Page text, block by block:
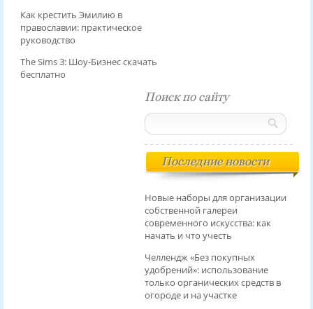
Как крестить Эмилию в
православии: практическое
руководство
The Sims 3: Шоу-Бизнес скачать
бесплатно
Поиск по сайту
Последние новости
Новые наборы для организации
собственной галереи
современного искусства: как
начать и что учесть
Челлендж «Без покупных
удобрений»: использование
только органических средств в
огороде и на участке